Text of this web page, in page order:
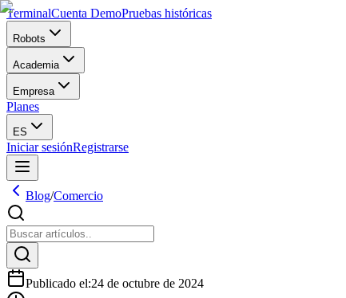
TerminalCuenta DemoPruebas históricas
Robots
Academia
Empresa
Planes
ES
Iniciar sesiónRegistrarse
Blog/Comercio
Publicado el:24 de octubre de 2024